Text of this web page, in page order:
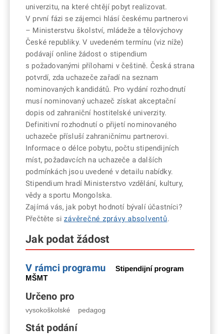
univerzitu, na které chtějí pobyt realizovat.
V první fázi se zájemci hlásí českému partnerovi
– Ministerstvu školství, mládeže a tělovýchovy
České republiky. V uvedeném termínu (viz níže)
podávají online žádost o stipendium
s požadovanými přílohami v češtině. Česká strana
potvrdí, zda uchazeče zařadí na seznam
nominovaných kandidátů. Pro vydání rozhodnutí
musí nominovaný uchazeč získat akceptační
dopis od zahraniční hostitelské univerzity.
Definitivní rozhodnutí o přijetí nominovaného
uchazeče přísluší zahraničnímu partnerovi.
Informace o délce pobytu, počtu stipendijních
míst, požadavcích na uchazeče a dalších
podmínkách jsou uvedené v detailu nabídky.
Stipendium hradí Ministerstvo vzdělání, kultury,
vědy a sportu Mongolska.
Zajímá vás, jak pobyt hodnotí bývalí účastníci?
Přečtěte sizávěrečné zprávy absolventů.
Jak podat žádost
V rámci programu
Stipendijní program
MŠMT
Určeno pro
vysokoškolské pedagog
Stát podání